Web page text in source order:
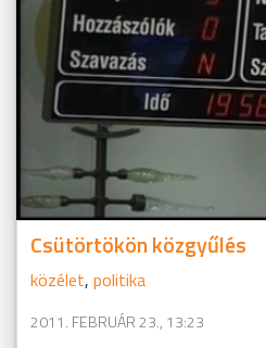
Csütörtökön közgyűlés
közélet, politika
2011. FEBRUÁR 23., 13:23